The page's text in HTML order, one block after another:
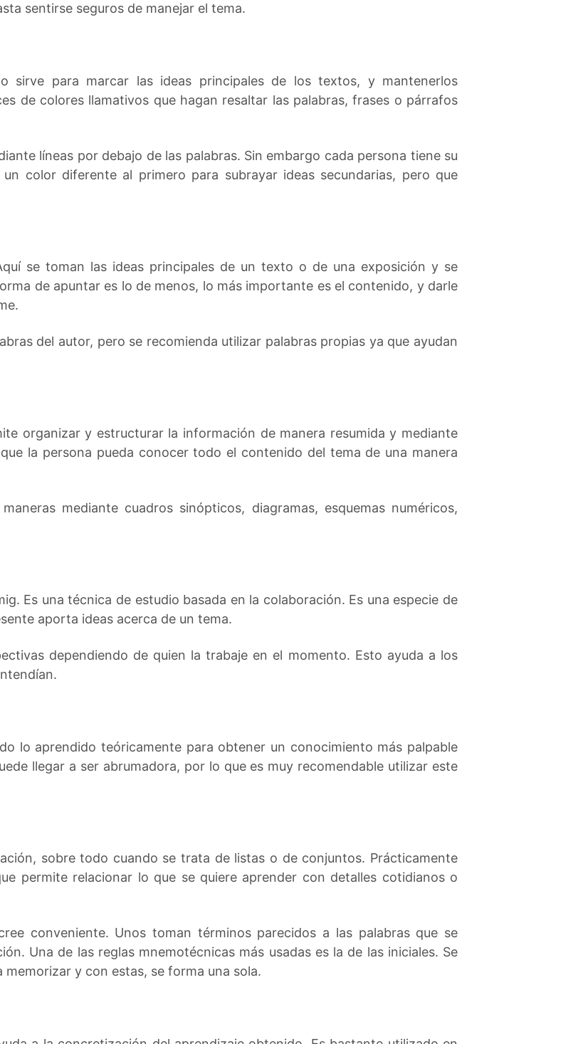
sentirse seguros de manejar el tema.
sirve para marcar las ideas principales de los textos, y mantenerlos
de colores llamativos que hagan resaltar las palabras, frases o párrafos
líneas por debajo de las palabras. Sin embargo cada persona tiene su
color diferente al primero para subrayar ideas secundarias, pero que
se toman las ideas principales de un texto o de una exposición y se
de apuntar es lo de menos, lo más importante es el contenido, y darle
del autor, pero se recomienda utilizar palabras propias ya que ayudan
organizar y estructurar la información de manera resumida y mediante
la persona pueda conocer todo el contenido del tema de una manera
mediante cuadros sinópticos, diagramas, esquemas numéricos,
Es una técnica de estudio basada en la colaboración. Es una especie de
aporta ideas acerca de un tema.
dependiendo de quien la trabaje en el momento. Esto ayuda a los
lo aprendido teóricamente para obtener un conocimiento más palpable
llegar a ser abrumadora, por lo que es muy recomendable utilizar este
sobre todo cuando se trata de listas o de conjuntos. Prácticamente
permite relacionar lo que se quiere aprender con detalles cotidianos o
conveniente. Unos toman términos parecidos a las palabras que se
Una de las reglas mnemotécnicas más usadas es la de las iniciales. Se
y con estas, se forma una sola.